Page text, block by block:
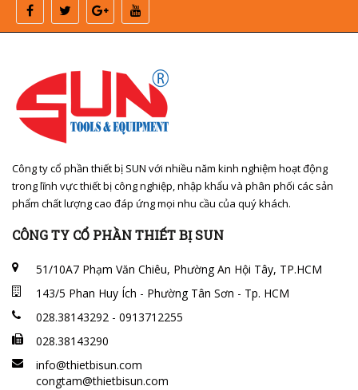
Công ty cổ phần thiết bị SUN với nhiều năm kinh nghiệm hoạt động
trong lĩnh vực thiết bị công nghiệp, nhập khẩu và phân phối các sản
phẩm chất lượng cao đáp ứng mọi nhu cầu của quý khách.
CÔNG TY CỔ PHẦN THIẾT BỊ SUN
51/10A7 Phạm Văn Chiêu, Phường An Hội Tây, TP.HCM
143/5 Phan Huy Ích - Phường Tân Sơn - Tp. HCM
028.38143292 - 0913712255
028.38143290
info@thietbisun.com
congtam@thietbisun.com